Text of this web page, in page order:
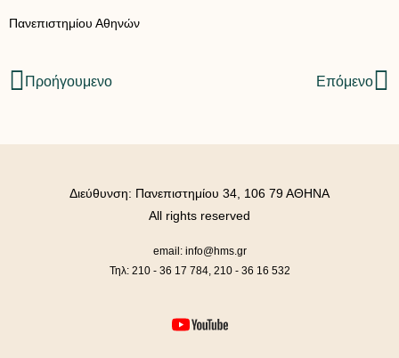
Πανεπιστημίου Αθηνών
Προήγουμενο Επόμενο
email: info@hms.gr
Τηλ: 210 - 36 17 784, 210 - 36 16 532
Διεύθυνση: Πανεπιστημίου 34, 106 79 ΑΘΗΝΑ
All rights reserved